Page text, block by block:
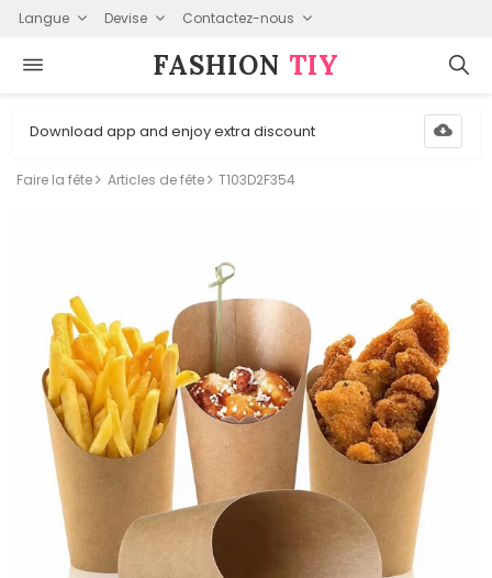
Langue Devise Contactez-nous
FASHION⁠ TIY
Download app and enjoy extra discount
Faire la fête Articles de fête T103D2F354